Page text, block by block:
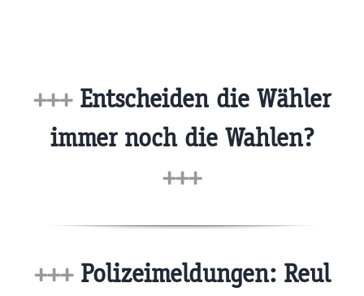
+++Entscheiden die Wähler
immer noch die Wahlen?
+++
+++Polizeimeldungen: Reul